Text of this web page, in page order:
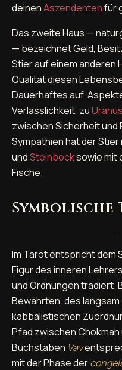
deinenAszendentenfür
Das zweite Haus —
— bezeichnet Geld,
Stier auf einem anderen
Qualität diesen
Dauerhaftes auf.
Verlässlichkeit, zuUranus
zwischen Sicherheit und
Sympathien hat der Stier
undSteinbocksowie mit
Fische.
Symbolische
Im Tarot entspricht dem
Figur des inneren
und Ordnungen tradiert.
Bewährten, des
kabbalistischen
Pfad zwischen
Buchstaben Vav
mit der Phase der